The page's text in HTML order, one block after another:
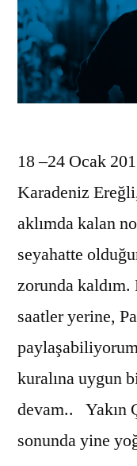
18 –24 Ocak
Karadeniz
aklımda kalan
seyahatte
zorunda
saatler yerine,
kuralına uygun
devam.. Yakın
sonunda yine